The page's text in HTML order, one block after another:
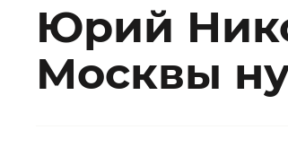
Юрий
Москвы